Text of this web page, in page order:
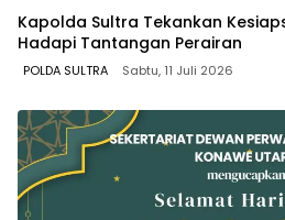
Kapolda Sultra Tekankan
Hadapi Tantangan Perairan
POLDA SULTRA Sabtu, 11 Juli 2026